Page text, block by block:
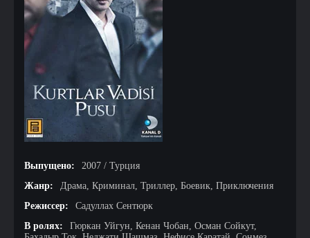
Выпущено:
2007 / Турция
Жанр:
Драма, Криминал, Триллер, Боевик, Приключения
Режиссер:
Садуллах Сентюрк
В ролях:
Гюркан Уйгун, Кенан Чобан, Осман Сойкут,